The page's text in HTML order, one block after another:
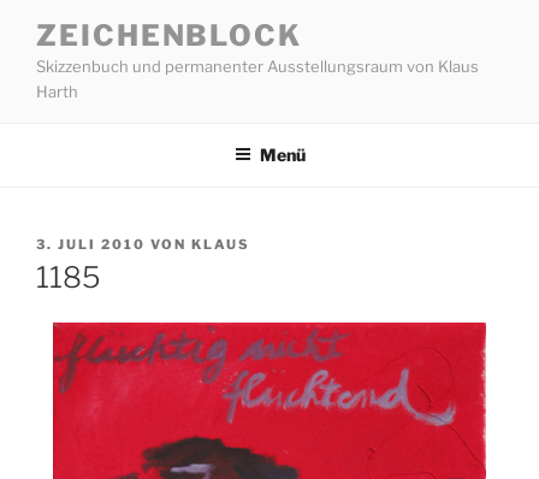
Inhalt
springen
ZEICHENBLOCK
Skizzenbuch und permanenter Ausstellungsraum von Klaus
Harth
Menü
VERÖFFENTLICHT
AM
3. JULI 2010 VON KLAUS
1185